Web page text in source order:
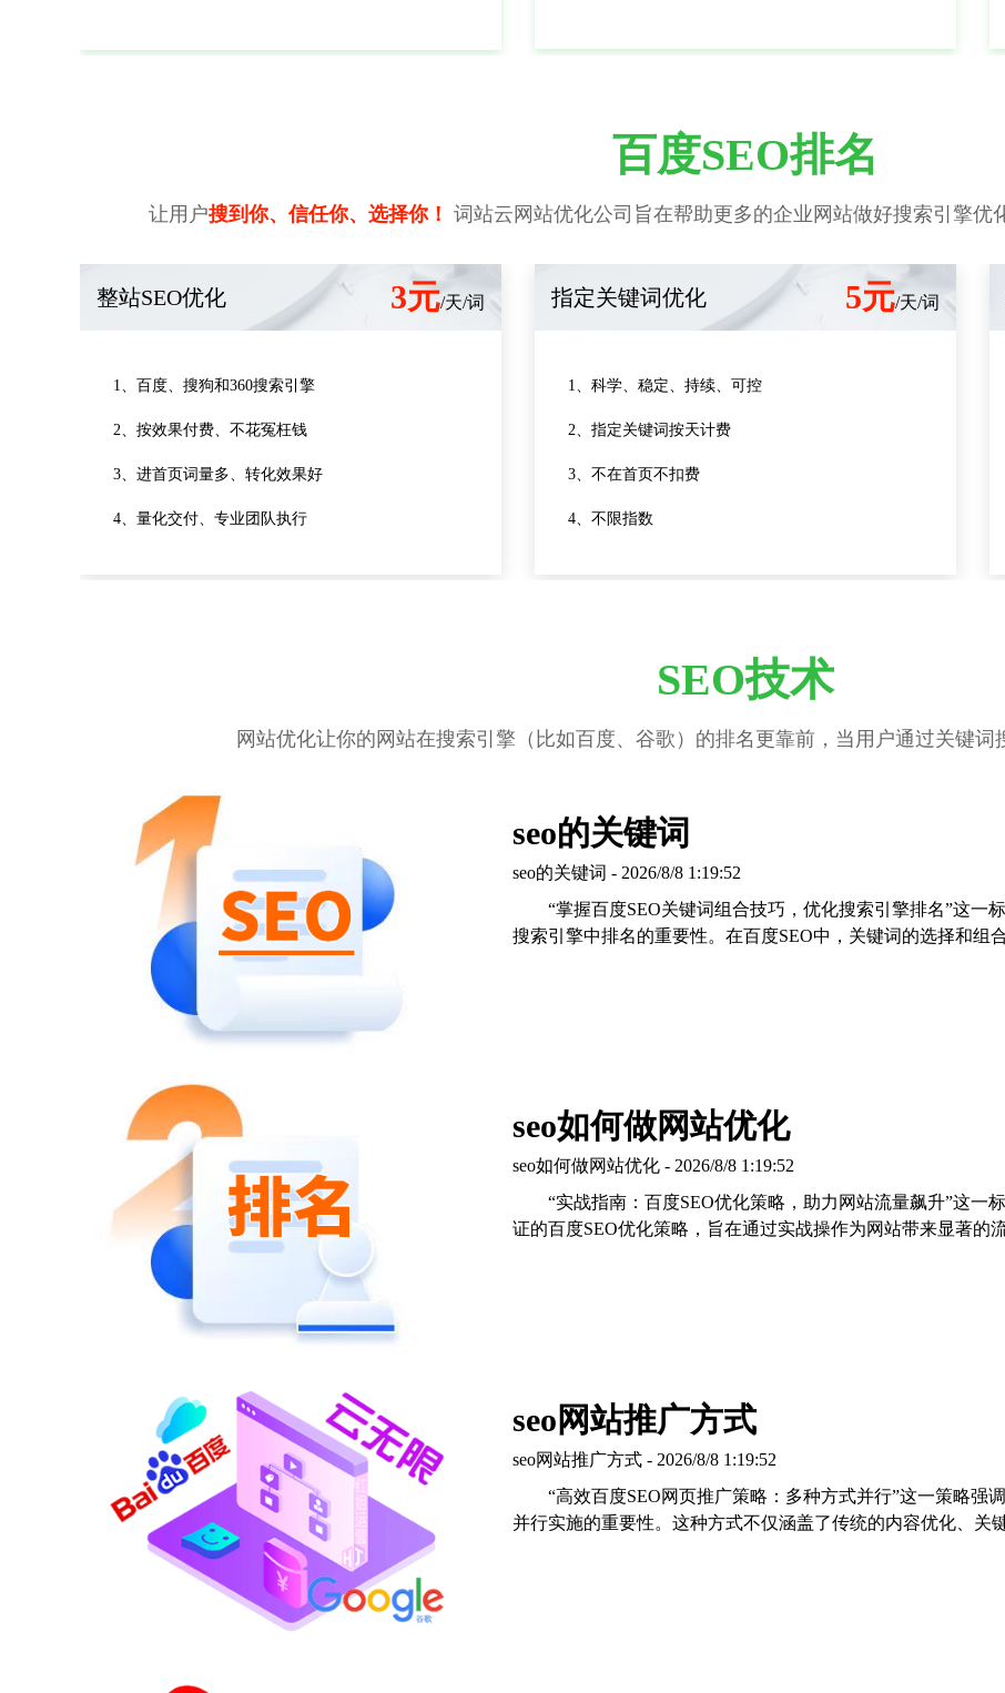
百度SEO排名
让用户搜到你、信任你、选择你！ 词站云网站优化公司旨在帮助更多的企业网站做好搜索引擎优
整站SEO优化 3元/天/词
1、百度、搜狗和360搜索引擎
2、按效果付费、不花冤枉钱
3、进首页词量多、转化效果好
4、量化交付、专业团队执行
指定关键词优化 5元/天/词
1、科学、稳定、持续、可控
2、指定关键词按天计费
3、不在首页不扣费
4、不限指数
SEO技术
网站优化让你的网站在搜索引擎（比如百度、谷歌）的排名更靠前，当用户通过关键词
seo的关键词
seo的关键词 - 2026/8/8 1:19:52
“掌握百度SEO关键词组合技巧，优化搜索引擎排名”这一
搜索引擎中排名的重要性。在百度SEO中，关键词的选择和组
seo如何做网站优化
seo如何做网站优化 - 2026/8/8 1:19:52
“实战指南：百度SEO优化策略，助力网站流量飙升”这一
证的百度SEO优化策略，旨在通过实战操作为网站带来显著的
seo网站推广方式
seo网站推广方式 - 2026/8/8 1:19:52
“高效百度SEO网页推广策略：多种方式并行”这一策略强
并行实施的重要性。这种方式不仅涵盖了传统的内容优化、关